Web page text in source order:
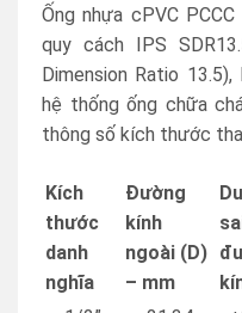
Ống nhựa cPVC
quy cách IPS
Dimension Ratio
hệ thống ống chữa
thông số kích thước
Kích
thước
danh
nghĩa
Đường
kính
ngoài (D)
– mm